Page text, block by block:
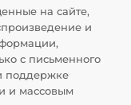
на сайте,
и
с письменного
поддержке
и массовым